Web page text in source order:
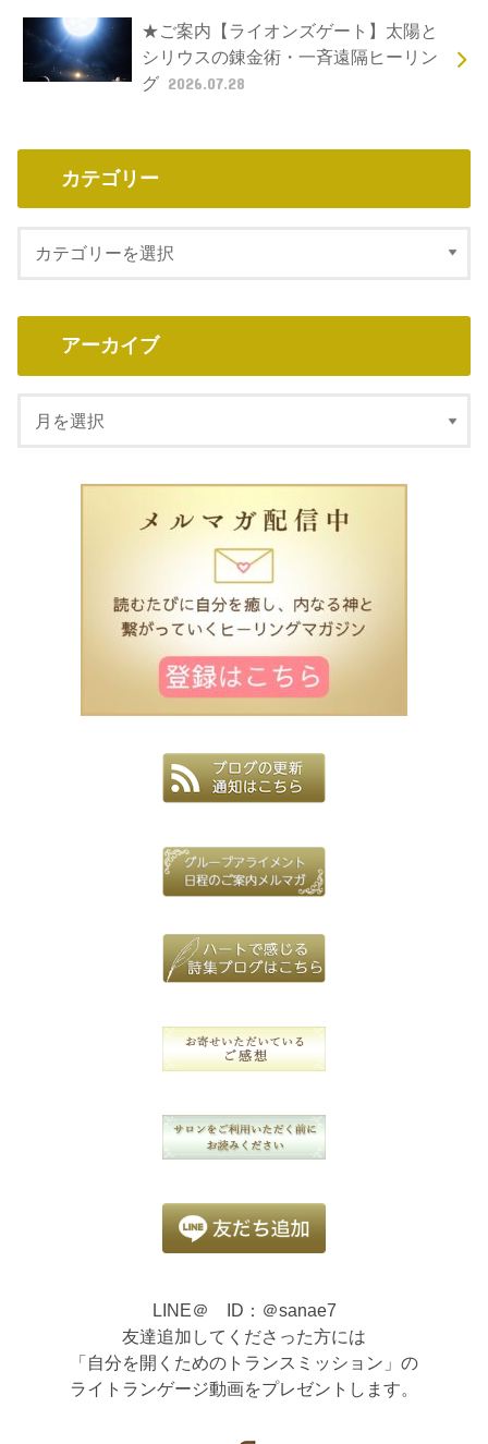
★ご案内【ライオンズゲート】太陽と
シリウスの錬金術・一斉遠隔ヒーリン
グ 2026.07.28
カテゴリー
アーカイブ
LINE＠ ID：＠sanae7
友達追加してくださった方には
「自分を開くためのトランスミッション」の
ライトランゲージ動画をプレゼントします。